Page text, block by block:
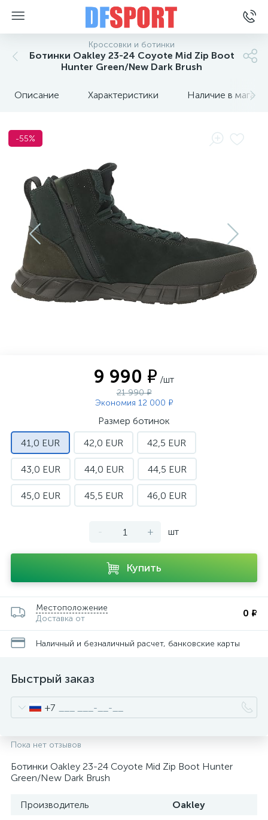
Кроссовки и ботинки
Ботинки Oakley 23-24 Coyote Mid Zip Boot
Hunter Green/New Dark Brush
Описание Характеристики Наличие в
-55%
9 990 ₽ /шт
21 990 ₽
Экономия 12 000 ₽
Размер ботинок
41,0 EUR
42,0 EUR 42,5 EUR
43,0 EUR 44,0 EUR 44,5 EUR
45,0 EUR 45,5 EUR 46,0 EUR
- + шт
Купить
Местоположение
Доставка от
0 ₽
Наличный и безналичный расчет, банковские карты
Быстрый заказ
+7
Пока нет отзывов
Ботинки Oakley 23-24 Coyote Mid Zip Boot Hunter
Green/New Dark Brush
Производитель Oakley